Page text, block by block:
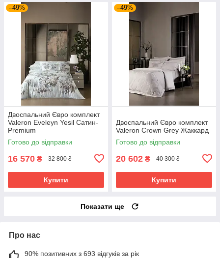
–49%
Двоспальний Євро комплект
Valeron Eveleyn Yesil Сатин-
Premium
Готово до відправки
16 570 ₴ 32 800 ₴
Купити
–49%
Двоспальний Євро комплект
Valeron Crown Grey Жаккард
Готово до відправки
20 602 ₴ 40 300 ₴
Купити
Показати ще
Про нас
90% позитивних з 693 відгуків за рік